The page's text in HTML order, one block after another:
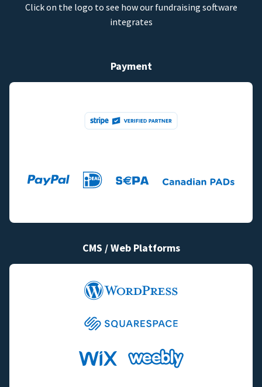
Click on the logo to see how our fundraising software
integrates
Payment
CMS / Web Platforms